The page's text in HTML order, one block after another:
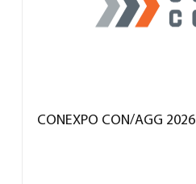
CONEXPO CON/AGG 2026